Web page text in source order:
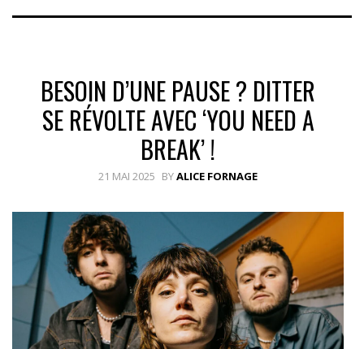
BESOIN D’UNE PAUSE ? DITTER
SE RÉVOLTE AVEC ‘YOU NEED A
BREAK’ !
21 MAI 2025 BYALICE FORNAGE